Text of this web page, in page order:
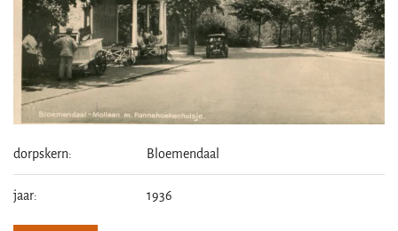
dorpskern: Bloemendaal
jaar: 1936